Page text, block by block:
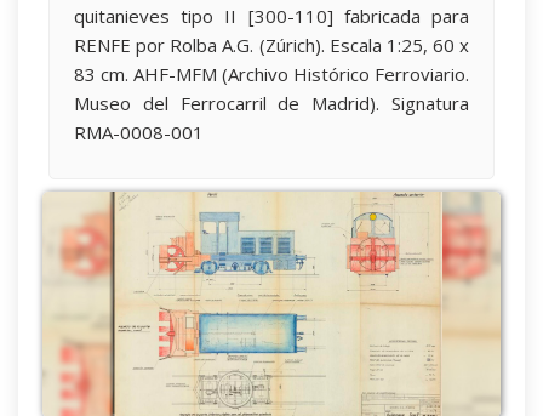
quitanieves tipo II [300-110] fabricada para
RENFE por Rolba A.G. (Zúrich). Escala 1:25, 60 x
83 cm. AHF-MFM (Archivo Histórico Ferroviario.
Museo del Ferrocarril de Madrid). Signatura
RMA-0008-001